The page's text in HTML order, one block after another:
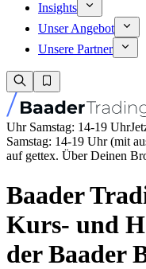
Insights
Unser Angebot
Unsere Partner
Uhr Samstag: 14-19 Uhr
Samstag: 14-19 Uhr (mit
auf gettex. Über Deinen
Baader
Kurs- und
der Baader